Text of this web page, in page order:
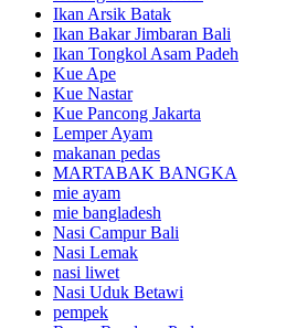
Ikan Arsik Batak
Ikan Bakar Jimbaran Bali
Ikan Tongkol Asam Padeh
Kue Ape
Kue Nastar
Kue Pancong Jakarta
Lemper Ayam
makanan pedas
MARTABAK BANGKA
mie ayam
mie bangladesh
Nasi Campur Bali
Nasi Lemak
nasi liwet
Nasi Uduk Betawi
pempek